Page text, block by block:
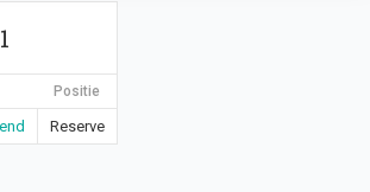
Positie
Reserve